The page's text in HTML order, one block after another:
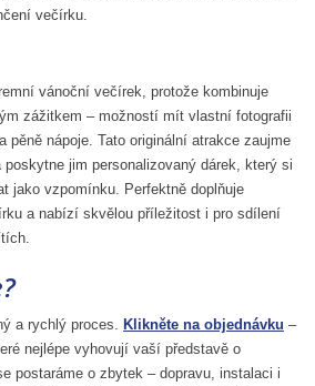
večírku.
vánoční večírek, protože kombinuje
zážitkem – možností mít vlastní fotografii
pěně nápoje. Tato originální atrakce zaujme
poskytne jim personalizovaný dárek, který si
jako vzpomínku. Perfektně doplňuje
a nabízí skvělou příležitost i pro sdílení
a rychlý proces. Klikněte na objednávku –
nejlépe vyhovují vaší představě o
postaráme o zbytek – dopravu, instalaci i